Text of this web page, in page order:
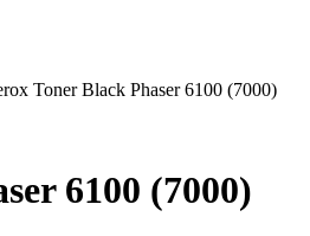
Toner Black Phaser 6100 (7000)
6100 (7000)